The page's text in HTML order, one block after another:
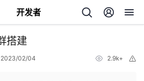
开发者
搭建
2023/02/04 2.9k+